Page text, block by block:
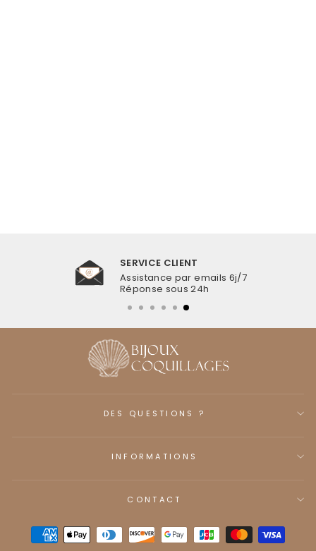
SERVICE CLIENT
Assistance par emails 6j/7
Réponse sous 24h
DES QUESTIONS ?
INFORMATIONS
CONTACT